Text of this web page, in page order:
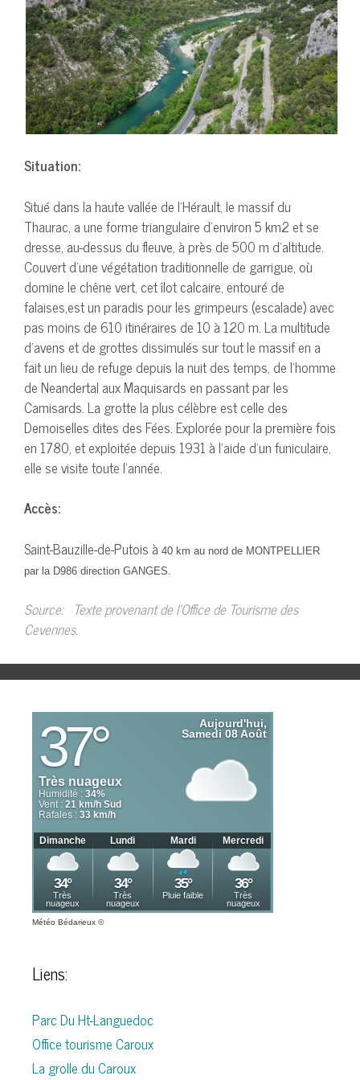
Situation:
Situé dans la haute vallée de l’Hérault, le massif du
Thaurac, a une forme triangulaire d’environ 5 km2 et se
dresse, au-dessus du fleuve, à près de 500 m d’altitude.
Couvert d’une végétation traditionnelle de garrigue, où
domine le chêne vert, cet îlot calcaire, entouré de
falaises,est un paradis pour les grimpeurs (escalade) avec
pas moins de 610 itinéraires de 10 à 120 m. La multitude
d’avens et de grottes dissimulés sur tout le massif en a
fait un lieu de refuge depuis la nuit des temps, de l’homme
de Neandertal aux Maquisards en passant par les
Camisards. La grotte la plus célèbre est celle des
Demoiselles dites des Fées. Explorée pour la première fois
en 1780, et exploitée depuis 1931 à l’aide d’un funiculaire,
elle se visite toute l’année.
Accès:
Saint-Bauzille-de-Putois à 40 km au nord de MONTPELLIER
par la D986 direction GANGES.
Source: Texte provenant de l’Office de Tourisme des
Cevennes.
Météo Bédarieux ©
Liens:
Parc Du Ht-Languedoc
Office tourisme Caroux
La grolle du Caroux